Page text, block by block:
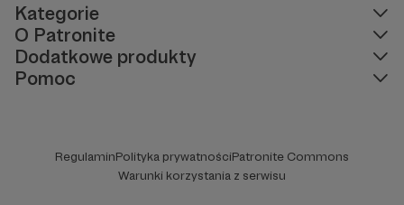
Kategorie
O Patronite
Dodatkowe produkty
Pomoc
RegulaminPolityka prywatnościPatronite Commons
Warunki korzystania z serwisu